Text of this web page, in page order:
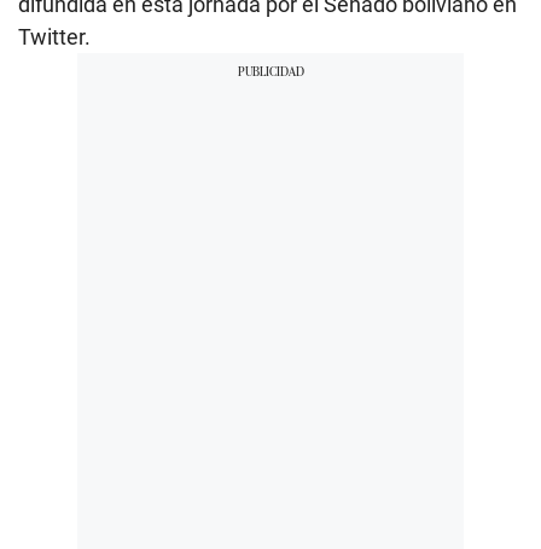
Twitter.